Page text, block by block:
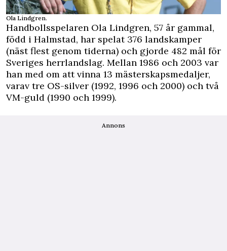
Ola Lindgren.
Handbollsspelaren Ola Lindgren, 57 år gammal,
född i Halmstad, har spelat 376 landskamper
(näst flest genom tiderna) och gjorde 482 mål för
Sveriges herrlandslag. Mellan 1986 och 2003 var
han med om att vinna 13 mästerskapsmedaljer,
varav tre OS-silver (1992, 1996 och 2000) och två
VM-guld (1990 och 1999).
Annons